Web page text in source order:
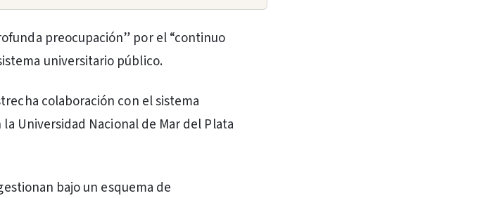
preocupación” por el “continuo
universitario público.
colaboración con el sistema
Universidad Nacional de Mar del Plata
bajo un esquema de